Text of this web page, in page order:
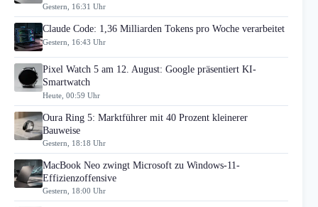
Gestern, 16:31 Uhr
Claude Code: 1,36 Milliarden Tokens pro Woche verarbeitet
Gestern, 16:43 Uhr
Pixel Watch 5 am 12. August: Google präsentiert KI-
Smartwatch
Heute, 00:59 Uhr
Oura Ring 5: Marktführer mit 40 Prozent kleinerer
Bauweise
Gestern, 18:18 Uhr
MacBook Neo zwingt Microsoft zu Windows-11-
Effizienzoffensive
Gestern, 18:00 Uhr